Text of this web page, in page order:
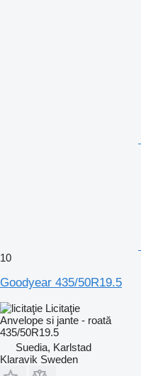
10
Goodyear 435/50R19.5
Licitaţie
Anvelope si jante - roată
435/50R19.5
Suedia, Karlstad
Klaravik Sweden